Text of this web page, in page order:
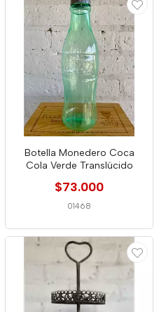
Botella Monedero Coca
Cola Verde Translúcido
$73.000
01468